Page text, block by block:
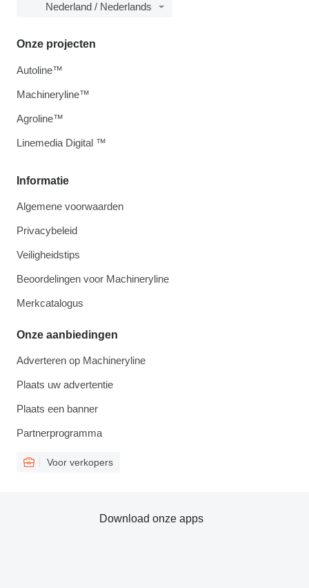
Nederland / Nederlands
Informatie
Algemene voorwaarden
Privacybeleid
Veiligheidstips
Beoordelingen voor Machineryline
Merkcatalogus
Onze aanbiedingen
Adverteren op Machineryline
Plaats uw advertentie
Plaats een banner
Partnerprogramma
Voor verkopers
Onze projecten
Autoline™
Machineryline™
Agroline™
Linemedia Digital ™
Download onze apps